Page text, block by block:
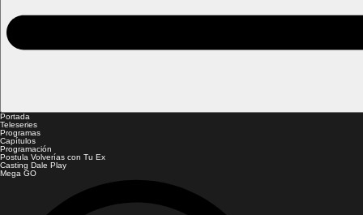
Portada
Teleseries
Programas
Capítulos
Programación
Postula Volverías con Tu Ex
Casting Dale Play
Mega GO